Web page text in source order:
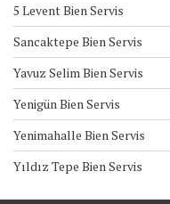
5 Levent Bien Servis
Sancaktepe Bien Servis
Yavuz Selim Bien Servis
Yenigün Bien Servis
Yenimahalle Bien Servis
Yıldız Tepe Bien Servis